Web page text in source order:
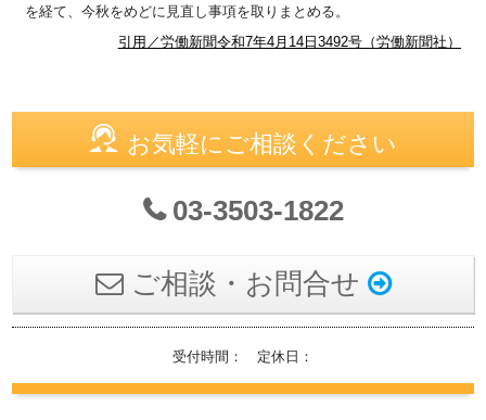
を経て、今秋をめどに見直し事項を取りまとめる。
引用／労働新聞令和7年4月14日3492号（労働新聞社）
お気軽にご相談ください
03-3503-1822
ご相談・お問合せ
受付時間： 定休日：